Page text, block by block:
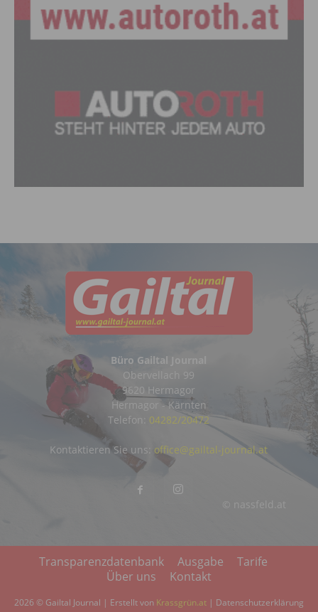
Büro Gailtal Journal
Obervellach 99
9620 Hermagor
Hermagor - Kärnten
Telefon: 04282/20472
© nassfeld.at
Kontaktieren Sie uns: office@gailtal-journal.at
Transparenzdatenbank Ausgabe
Tarife
Über uns
Kontakt
2026 © Gailtal Journal | Erstellt von Krassgrün.at | Datenschutzerklärung